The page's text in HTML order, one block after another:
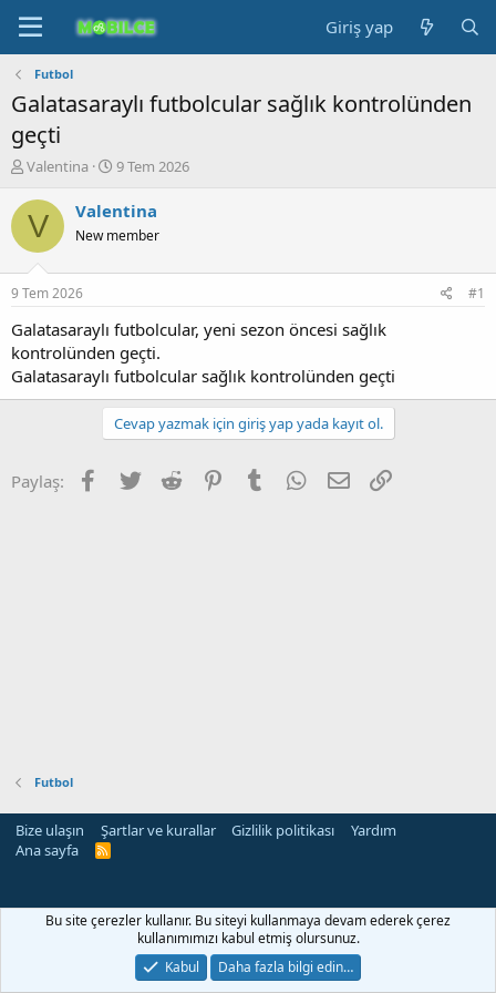
Giriş yap
Futbol
Galatasaraylı futbolcular sağlık kontrolünden
geçti
K
n
b
u
u
b
a
l
a
t
Valentina
B
ş
a
ç
a
r
i
h
i
9 Tem 2026
V Valentina
New member
9 Tem 2026 #1
Galatasaraylı futbolcular, yeni sezon öncesi sağlık
kontrolünden geçti.
Galatasaraylı futbolcular sağlık kontrolünden geçti
Cevap yazmak için giriş yap yada kayıt ol.
Paylaş: Facebook
Twitter Reddit PinterestTumblr WhatsApp
E-posta
Futbol
Bize ulaşın Şartlar ve kurallar Gizlilik politikası
Yardım
Ana sayfa
R
Bu site çerezler kullanır. Bu siteyi kullanmaya devam ederek çerez
kullanımımızı kabul etmiş olursunuz.
Kabul
Daha fazla bilgi edin…